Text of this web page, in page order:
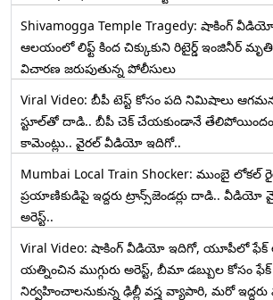
Shivamogga Temple Tragedy: షాకింగ్
ఆలయంలో లిఫ్ట్ కింద చిక్కుకుని రిటైర్డ్ ఇంజినీర్
విచారణ జరుపుతున్న పోలీసులు
Viral Video: బీపీ టెస్ట్‌ కోసం పది నిమిషాలు
స్టూల్‌తో దాడి.. బీపీ చెక్ చేయకుండానే
కామెంట్లు.. వైరల్ వీడియో ఇదిగో..
Mumbai Local Train Shocker: ముంబై
ప్రయాణికుడిపై ఇద్దరు ట్రాన్స్‌జెండర్లు దాడి.. వీడియో
అరెస్ట్..
Viral Video: షాకింగ్ వీడియో ఇదిగో, యూపీలో ఫేక్
యత్నించిన ముగ్గురు అరెస్ట్, బీమా డబ్బుల కోసం
నిర్వహించాలనుకున్న ఢిల్లీ వస్త్ర వ్యాపారి, మరో ఇద్దరు